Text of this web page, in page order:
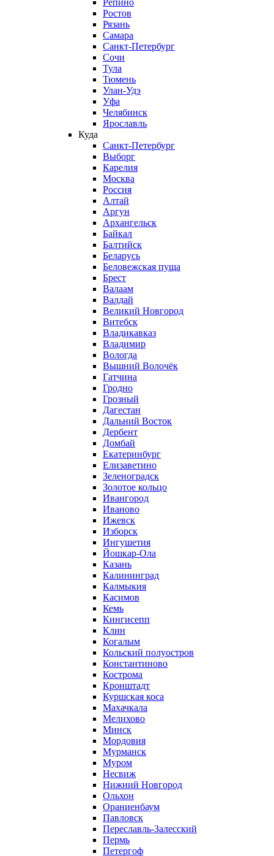
Репино
Ростов
Рязань
Самара
Санкт-Петербург
Сочи
Тула
Тюмень
Улан-Удэ
Уфа
Челябинск
Ярославль
Куда
Санкт-Петербург
Выборг
Карелия
Москва
Россия
Алтай
Аргун
Архангельск
Байкал
Балтийск
Беларусь
Беловежская пуща
Брест
Валаам
Валдай
Великий Новгород
Витебск
Владикавказ
Владимир
Вологда
Вышний Волочёк
Гатчина
Гродно
Грозный
Дагестан
Дальний Восток
Дербент
Домбай
Екатеринбург
Елизаветино
Зеленоградск
Золотое кольцо
Ивангород
Иваново
Ижевск
Изборск
Ингушетия
Йошкар-Ола
Казань
Калининград
Калмыкия
Касимов
Кемь
Кингисепп
Клин
Когалым
Кольский полуостров
Константиново
Кострома
Кронштадт
Куршская коса
Махачкала
Мелихово
Минск
Мордовия
Мурманск
Муром
Несвиж
Нижний Новгород
Ольхон
Ораниенбаум
Павловск
Переславль-Залесский
Пермь
Петергоф